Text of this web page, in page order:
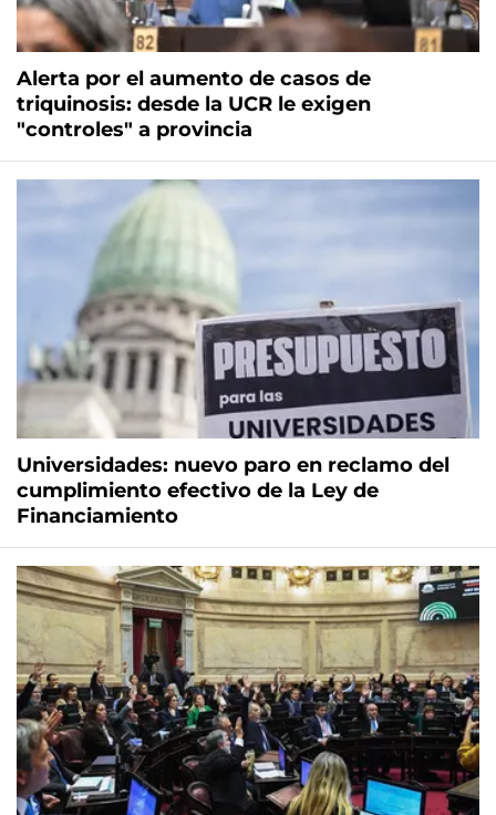
Alerta por el aumento de casos de
triquinosis: desde la UCR le exigen
"controles" a provincia
Universidades: nuevo paro en reclamo del
cumplimiento efectivo de la Ley de
Financiamiento